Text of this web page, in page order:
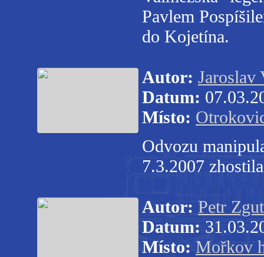
Pavlem
do Kojetína.
Autor: Jaroslav
Datum:
Místo:
Odvozu
7.3.2007
Autor: Petr Zgut
Datum:
Místo: Mořkov